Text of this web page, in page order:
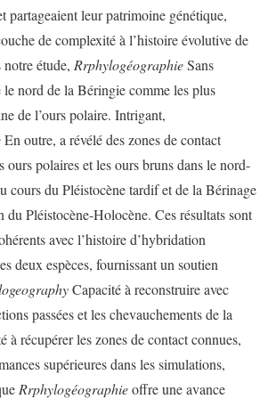
partageaient leur patrimoine génétique,
de complexité à l’histoire évolutive de
étude, RrphylogéographieSans
nord de la Béringie comme les plus
de l’ours polaire. Intrigant,
En outre, a révélé des zones de contact
ours polaires et les ours bruns dans le nord-
cours du Pléistocène tardif et de la Bérinage
du Pléistocène-Holocène. Ces résultats sont
avec l’histoire d’hybridation
deux espèces, fournissant un soutien
Capacité à reconstruire avec
passées et les chevauchements de la
à récupérer les zones de contact connues,
supérieures dans les simulations,
Rrphylogéographieoffre une avance